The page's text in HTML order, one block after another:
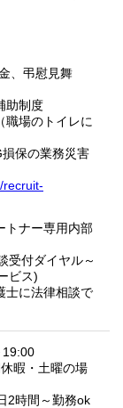
、弔慰見舞
助制度
職場のトイレに
損保の業務災害
recruit-
トナー専用内部
受付ダイヤル～
ビス)
士に法律相談で
暇・土曜の場
2時間～勤務ok